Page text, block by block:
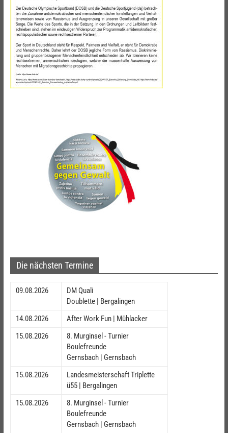
Die nächsten Termine
09.08.2026
DM Quali
Doublette | Bergalingen
14.08.2026
After Work Fun | Mühlacker
15.08.2026
8. Murginsel - Turnier
Boulefreunde
Gernsbach | Gernsbach
15.08.2026
Landesmeisterschaft Triplette
ü55 | Bergalingen
15.08.2026
8. Murginsel - Turnier
Boulefreunde
Gernsbach | Gernsbach